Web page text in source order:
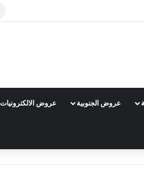
عروض الجنوبية عروض الالكترونيات